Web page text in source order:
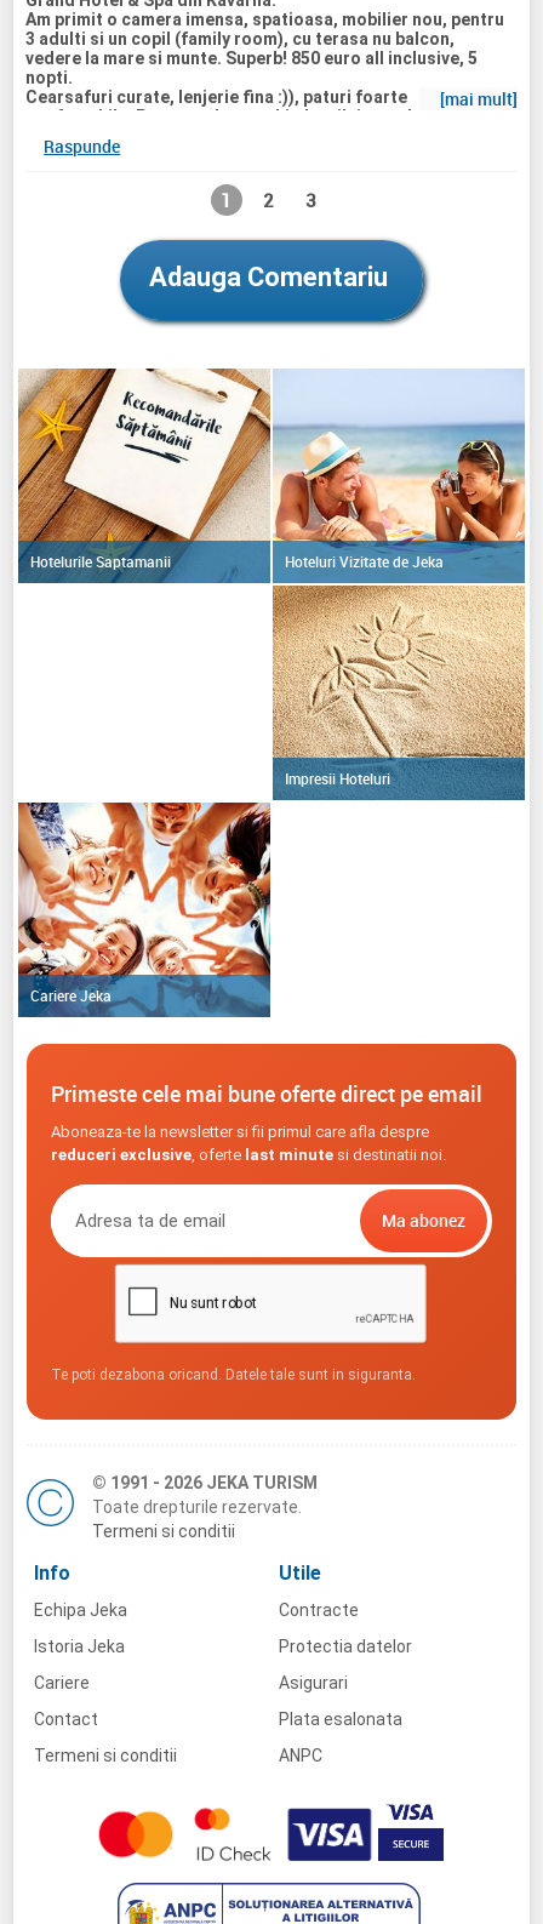
Am primit o camera imensa, spatioasa, mobilier nou, pentru
3 adulti si un copil (family room), cu terasa nu balcon,
vedere la mare si munte. Superb! 850 euro all inclusive, 5
nopti.
Cearsafuri curate, lenjerie fina :)), paturi foarte
confortabile. Prosoapele se schimba zilnic sau la cerere.
Mancarea buna, foarte gustoasa, diversificata si
suficienta! Dulciurile ne-au placut foarte mult. Multe feluri
Sezlonguri gratuite, acces gratuit la salina, sauna uscata,
sauna umeda, sauna cu plante.
putin in lateral exista o parcare publica fara plata, pe care o
vedeam din camera.
Minusuri: - accesul in mare din fata hotelului, dar se poate
merge la plaja de alaturi, in dreapta hotelului, intrarea in
- curatenia lasa putin de dorit, insa o punem pe seama
faptului ca era sfarsit de sezon si personalul posibil obosit
02-08.09.2024.
Multumim pt oferta, Jeka! Vom colabora si pe viitor cu
acesta agentie!
[mai mult]
Raspunde
1 2 3
Adauga Comentariu
Hotelurile Saptamanii Hoteluri Vizitate de Jeka
Impresii Hoteluri
Cariere Jeka
Primeste cele mai bune oferte direct pe email
Aboneaza-te la newsletter si fii primul care afla despre
reduceri exclusive, oferte last minutesi destinatii noi.
Te poti dezabona oricand. Datele tale sunt in siguranta.
© 1991 - 2026 JEKA TURISM
Toate drepturile rezervate.
Termeni si conditii
Info
Echipa Jeka
Istoria Jeka
Cariere
Contact
Termeni si conditii
Utile
Contracte
Protectia datelor
Asigurari
Plata esalonata
ANPC